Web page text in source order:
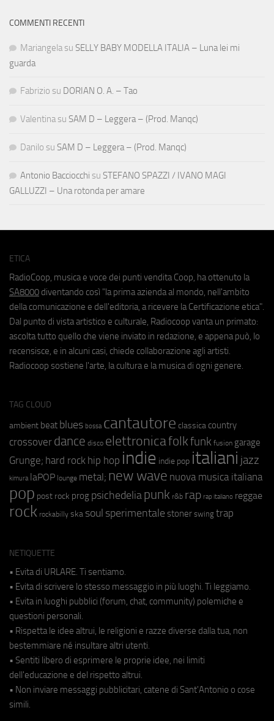
COMMENTI RECENTI
Mariangela su SELLY BABY MODELLA ITALIA – Luna lei mi
guarda
Fabrizio su DORIAN O. A. – Tao
Valentina su SAM D – Leggera – (Prod. Manqc)
Danilo su SAM D – Leggera – (Prod. Manqc)
Antonio Bacciocchi su STEFANO SPAZZI / IVANO MAGI
GALLUZZI – Una rotonda per amare
ETICA
RadioCoop, musica e voce dei punti vendita Coop, ha ottenuto la
SA8000 diventando così "la prima azienda al mondo, nell'ambito
della comunicazione e dell'editoria, a ricevere la Certificazione etica".
Dal punto di vista artistico e culturale, Radiocoop vanta un primato:
ascolta tutto quello che viene inviato in redazione, e appena può, lo
recensisce, e in alcuni casi, chiede collaborazione agli artisti.
Radiocoop sostiene l'arte, la cultura e la musica di ogni genere.
TAG CLOUD
ambient beat blues bossa cantautore classica country
crossover dance disco elettronicafolkfunk fusion garage
Grunge; hard rock hip hop indie indie pop italiani jazz
kimura laPOP lounge metal; new wave nuova musica italiana
pop post rock prog psichedeliapunk r&b rap rap italiano reggae
rock rockabilly ska soul sperimentale stoner swing trap
NETIQUETTE
• Evita di URLARE. Ti sentiamo.
• Evita di scrivere lo stesso messaggio in più luoghi. Ti leggiamo.
• Evita in luoghi pubblici (forum, chat, community) polemiche e
questioni personali.
• Rispetta le idee altrui, le religioni e razze diverse dalla tua, non
bestemmiare né insultare altri utenti.
• Sentiti libero di esprimere le proprie idee, nei limiti
dell'educazione e del rispetto altrui.
• Non inviare messaggi pubblicitari, catene di Sant'Antonio o cose
simili.